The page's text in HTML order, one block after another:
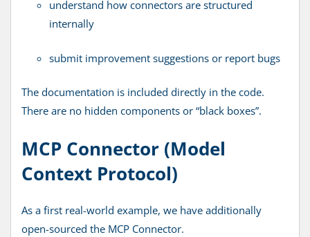
understand how connectors are structured
internally
submit improvement suggestions or report bugs
The documentation is included directly in the code.
There are no hidden components or “black boxes”.
MCP Connector (Model
Context Protocol)
As a first real-world example, we have additionally
open-sourced the MCP Connector.